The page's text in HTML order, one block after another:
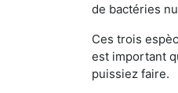
de bactéries
Ces trois
est important
puissiez faire.